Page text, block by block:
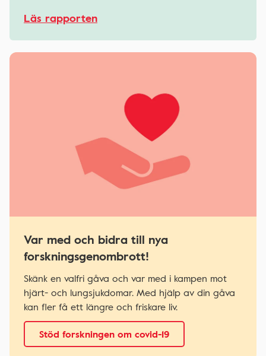
Läs rapporten
Var med och bidra till nya
forskningsgenombrott!
Skänk en valfri gåva och var med i kampen mot
hjärt- och lungsjukdomar. Med hjälp av din gåva
kan fler få ett längre och friskare liv.
Stöd forskningen om covid-19